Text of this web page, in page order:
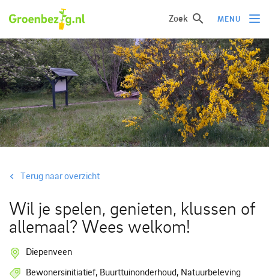
Zoek MENU
Ik wil iets doen
Ik wil iets leren
Groepen of initiatieven
Verhalen uit het veld
Over groenbezig
Meld jouw werkgroep of initiatief aan
Terug naar overzicht
Wil je spelen, genieten, klussen of
allemaal? Wees welkom!
Diepenveen
Bewonersinitiatief, Buurttuinonderhoud, Natuurbeleving